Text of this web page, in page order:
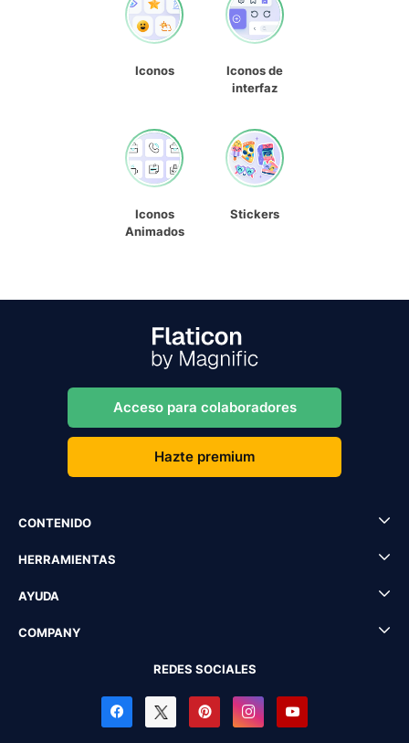
Iconos
Iconos de
interfaz
Iconos
Animados
Stickers
Acceso para colaboradores
Hazte premium
CONTENIDO
HERRAMIENTAS
AYUDA
COMPANY
REDES SOCIALES